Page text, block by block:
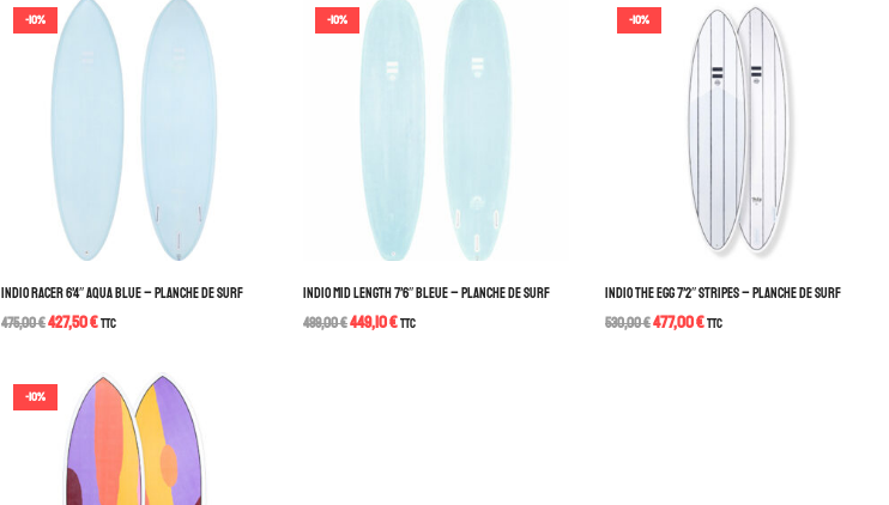
-10%
INDIO RACER 6’4″ AQUA BLUE – PLANCHE DE SURF
475,00€427,50€TTC
-10%
INDIO MID LENGTH 7’6″ BLEUE – PLANCHE DE SURF
499,00€449,10€TTC
-10%
INDIO THE EGG 7’2″ STRIPES – PLANCHE DE SURF
530,00€477,00€TTC
-10%